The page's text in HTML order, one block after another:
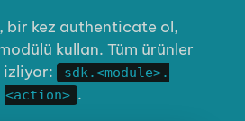
bir kez authenticate ol,
kullan. Tüm ürünler
izliyor:
sdk.<module>.
<action> .